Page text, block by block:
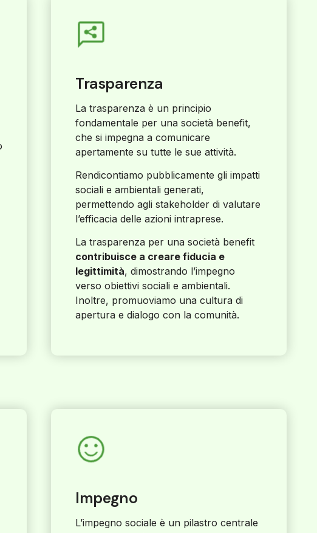
Trasparenza
La trasparenza è un principio
fondamentale per una società benefit,
che si impegna a comunicare
apertamente su tutte le sue attività.
Rendicontiamo pubblicamente gli impatti
sociali e ambientali generati,
permettendo agli stakeholder di valutare
l’efficacia delle azioni intraprese.
La trasparenza per una società benefit
contribuisce a creare fiducia e
legittimità, dimostrando l’impegno
verso obiettivi sociali e ambientali.
Inoltre, promuoviamo una cultura di
apertura e dialogo con la comunità.
Impegno
L’impegno sociale è un pilastro centrale